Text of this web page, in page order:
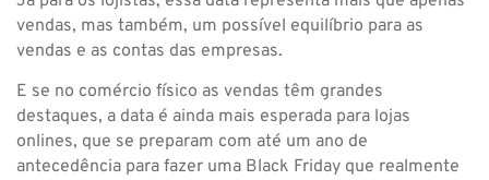
vendas, mas também, um possível equilíbrio para as
vendas e as contas das empresas.
E se no comércio físico as vendas têm grandes
destaques, a data é ainda mais esperada para lojas
onlines, que se preparam com até um ano de
antecedência para fazer uma Black Friday que realmente